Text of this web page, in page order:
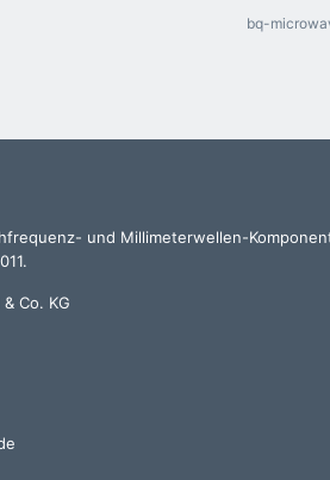
bq-
und Millimeterwellen-
Co. KG